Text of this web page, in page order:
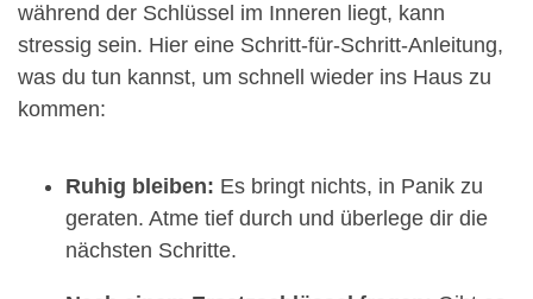
während der Schlüssel im Inneren liegt, kann
stressig sein. Hier eine Schritt-für-Schritt-Anleitung,
was du tun kannst, um schnell wieder ins Haus zu
kommen:
Ruhig bleiben: Es bringt nichts, in Panik zu
geraten. Atme tief durch und überlege dir die
nächsten Schritte.